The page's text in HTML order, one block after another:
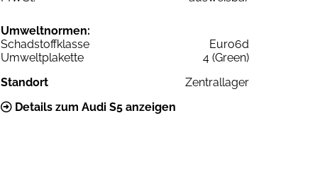
Umweltnormen:
Schadstoffklasse
Euro6d
Umweltplakette
4 (Green)
Standort
Zentrallager
Details zum Audi S5 anzeigen